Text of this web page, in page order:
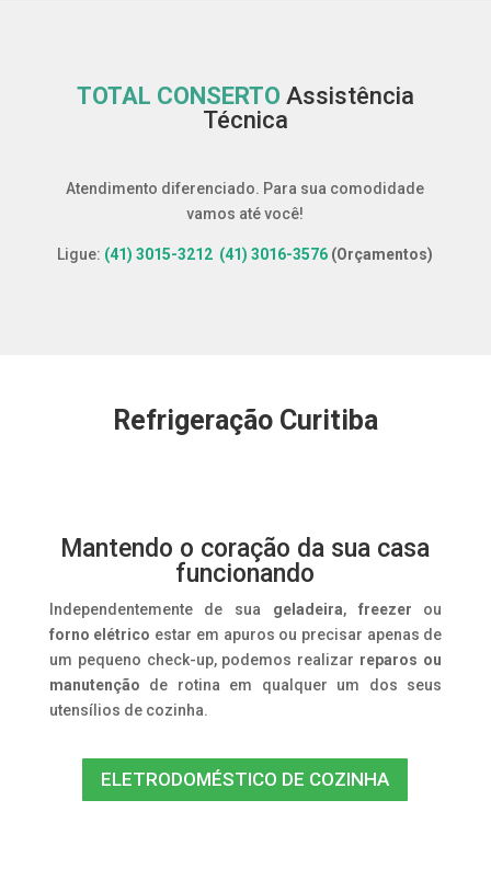
TOTAL CONSERTO Assistência
Técnica
Atendimento diferenciado. Para sua comodidade
vamos até você!
Ligue: (41) 3015-3212 (41) 3016-3576 (Orçamentos)
Refrigeração Curitiba
Mantendo o coração da sua casa
funcionando
Independentemente de sua geladeira, freezer ou
forno elétrico estar em apuros ou precisar apenas de
um pequeno check-up, podemos realizar reparos ou
manutenção de rotina em qualquer um dos seus
utensílios de cozinha.
ELETRODOMÉSTICO DE COZINHA